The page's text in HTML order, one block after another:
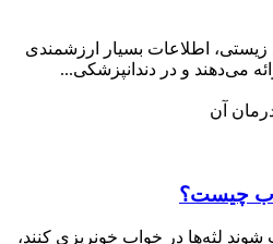
زیستی، اطلاعات بسیار ارزشمندی
می‌دهند و در دندانپزشکی...
چیست؟
لثه‌ها در خواب خونریزی کنند،